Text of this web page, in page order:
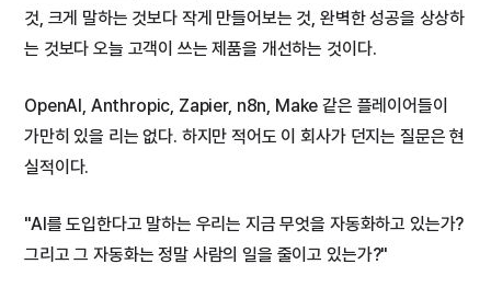
것, 크게 말하는 것보다 작게 만들어보는 것, 완벽한 성공을 상상하
는 것보다 오늘 고객이 쓰는 제품을 개선하는 것이다.
OpenAI, Anthropic, Zapier, n8n, Make 같은 플레이어들이
가만히 있을 리는 없다. 하지만 적어도 이 회사가 던지는 질문은 현
실적이다.
"AI를 도입한다고 말하는 우리는 지금 무엇을 자동화하고 있는가?
그리고 그 자동화는 정말 사람의 일을 줄이고 있는가?"